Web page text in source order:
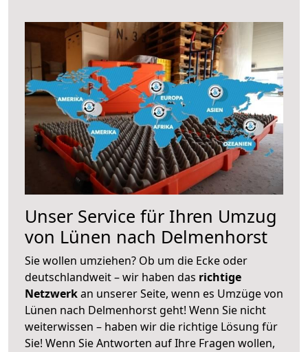
Unser Service für Ihren Umzug
von Lünen nach Delmenhorst
Sie wollen umziehen? Ob um die Ecke oder
deutschlandweit – wir haben das richtige
Netzwerkan unserer Seite, wenn es Umzüge von
Lünen nach Delmenhorst geht! Wenn Sie nicht
weiterwissen – haben wir die richtige Lösung für
Sie! Wenn Sie Antworten auf Ihre Fragen wollen,